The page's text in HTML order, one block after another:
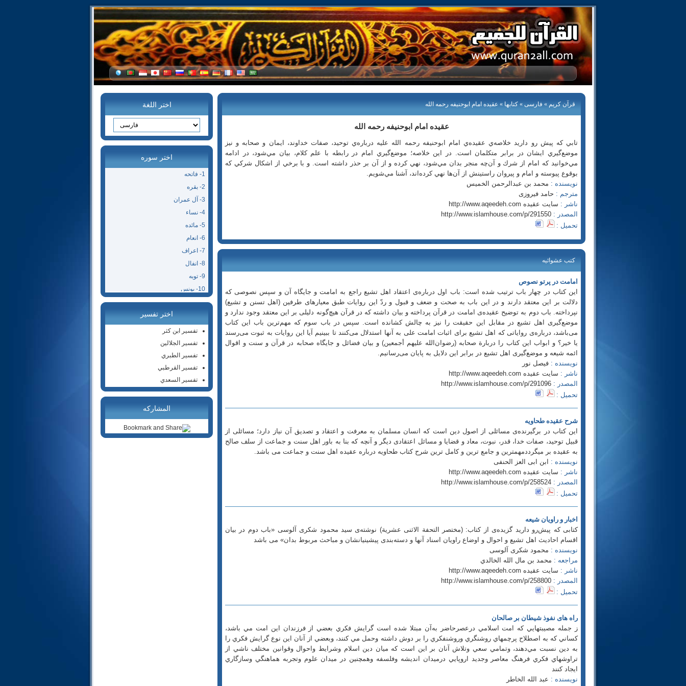
قرآن كريم » فارسى » کتابها » عقیده امام ابوحنیفه رحمه الله
عقیده امام ابوحنیفه رحمه الله
تابي كه پيش رو داريد خلاصه‌ي عقيده‌ي امام ابوحنيفه رحمه الله عليه درباره‌ي توحيد، صفات خداوند، ايمان و صحابه و نيز
موضع‌گيري ايشان در برابر متكلمان است. در اين خلاصه؛ موضع‌گيري امام در رابطه با علم كلام، بيان مي‌شود، در ادامه
مي‌خوانيد كه امام از شرك و آن‌چه منجر بدان مي‌شود، نهي كرده و از آن بر حذر داشته است. و با برخي از اشكال شركي كه
بوقوع پيوسته و امام و پيروان راستينش از آن‌ها نهي كرده‌اند، آشنا مي‌شويم.
نویسنده : محمد بن عبدالرحمن الخمیس
مترجم : حامد فیروزی
ناشر : سایت عقیده http://www.aqeedeh.com
المصدر : http://www.islamhouse.com/p/291550
تحميل :
كتب عشوائيه
امامت در پرتو نصوص
این کتاب در چهار باب ترتیب شده است: باب اول درباره‌ی اعتقاد اهل تشیع راجع به‌ امامت و جایگاه آن و سپس نصوصی که
دلالت بر این معتقد دارند و در این باب به صحت و ضعف و قبول و ردّ این روایات طبق معیارهای طرفین (اهل تسنن و تشیع)
نپرداخته‌. باب دوم به‌ توضیح عقیده‌ی امامت در قرآن پرداخته‌ و بیان داشته‌ که‌ در قرآن هیچ‌گونه دلیلی بر این معتقد وجود ندارد و
موضع‌گیری اهل تشیع در مقابل این حقیقت را نیز به‌ چالش کشانده‌ است. سپس در باب سوم که مهم‌ترین باب‌ این کتاب
می‌باشد، درباره‌ی روایاتی که اهل تشیع برای اثبات امامت علی به آنها استدلال می‌کنند تا ببینیم آیا این روایات به ثبوت می‌رسند
یا خیر؟ و ابواب این کتاب را دربارة صحابه (رضوان‌الله علیهم أجمعین) و بیان فضائل و جایگاه صحابه در قرآن و سنت و اقوال
ائمه شیعه و موضع‌گیری اهل تشیع در برابر این دلایل به پایان می‌رسانیم.
نویسنده : فیصل نور
ناشر : سایت عقیده http://www.aqeedeh.com
المصدر : http://www.islamhouse.com/p/291096
تحميل :
شرح عقیده طحاویه
این کتاب در برگیرنده‌ی‌ مسائلی از اصول دین است که انسان مسلمان به معرفت و اعتقاد و تصدیق آن نیاز دارد؛ مسائلی از
قبیل توحید، صفات خدا، قدر، نبوت، معاد و قضایا و مسائل اعتقادی دیگر و آنچه که بنا به باور اهل سنت و جماعت از سلف صالح
به عقیده بر می‎گرددمهمترین و جامع ترین و کامل ترین شرح کتاب طحاویه درباره عقیده اهل سنت و جماعت می باشد.
نویسنده : ابن ابی العز الحنفى
ناشر : سایت عقیده http://www.aqeedeh.com
المصدر : http://www.islamhouse.com/p/258524
تحميل :
اخبار و راویان شیعه
کتابی که پیش‌رو دارید گزیده‌ی از کتاب: (مختصر التحفة الاثنی عشریة) نوشته‌ی سید محمود شکری آلوسی «باب دوم در بیان
اقسام احادیث اهل تشیع و احوال و اوضاع راویان اسناد آنها و دسته‌بندی پیشینیانشان و مباحث مربوط بدان» می باشد
نویسنده : محمود شکری آلوسی
مراجعه : محمد بن مال الله الخالدي
ناشر : سایت عقیده http://www.aqeedeh.com
المصدر : http://www.islamhouse.com/p/258800
تحميل :
راه های نفوذ شیطان بر صالحان
ز جمله مصيبتهايي كه امت اسلامي درعصرحاضر به‌آن مبتلا شده است گرايش فكري بعضي از فرزندان اين امت مي باشد،
كساني كه به اصطلاح پرچمهاي روشنگري وروشنفكري را بر دوش داشته وحمل مي كنند، وبعضي از آنان اين نوع گرايش فكري را
به دين نسبت مي‌دهند، وتمامي سعي وتلاش آنان بر اين است كه ميان دين اسلام وشرايط واحوال وقوانين مختلف ناشي از
تراوشهاي فكري فرهنگ معاصر وجديد اروپايي درميدان انديشه وفلسفه وهمچنين در ميدان علوم وتجربه هماهنگي وسازگاري
ايجاد كنند
نویسنده : عبد الله الخاطر
اختر اللغة
اختر سوره
1- فاتحه
2- بقره
3- آل عمران
4- نساء
5- مائده
6- انعام
7- اعراف
8- انفال
9- توبه
10- يونس
11- هود
16- نحل
17- اسراء
18- كهف
اختر تفسير
تفسير ابن كثر
تفسير الجلالين
تفسير الطبري
تفسير القرطبي
تفسير السعدي
المشاركه